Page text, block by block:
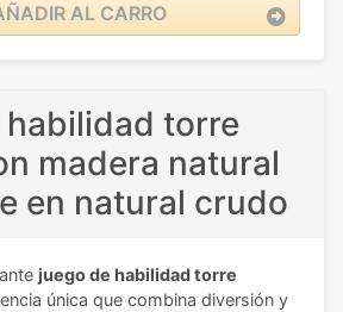
AL CARRO
habilidad torre
madera natural
en natural crudo
juego de habilidad torre
única que combina diversión y